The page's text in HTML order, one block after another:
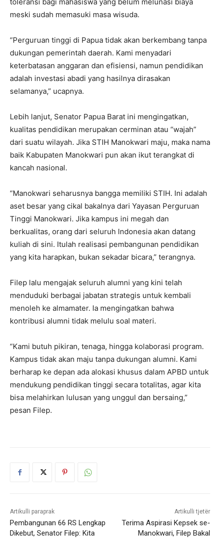
meski sudah memasuki masa wisuda.
“Perguruan tinggi di Papua tidak akan berkembang tanpa
dukungan pemerintah daerah. Kami menyadari
keterbatasan anggaran dan efisiensi, namun pendidikan
adalah investasi abadi yang hasilnya dirasakan
selamanya,” ucapnya.
Lebih lanjut, Senator Papua Barat ini mengingatkan,
kualitas pendidikan merupakan cerminan atau “wajah”
dari suatu wilayah. Jika STIH Manokwari maju, maka nama
baik Kabupaten Manokwari pun akan ikut terangkat di
kancah nasional.
“Manokwari seharusnya bangga memiliki STIH. Ini adalah
aset besar yang cikal bakalnya dari Yayasan Perguruan
Tinggi Manokwari. Jika kampus ini megah dan
berkualitas, orang dari seluruh Indonesia akan datang
kuliah di sini. Itulah realisasi pembangunan pendidikan
yang kita harapkan, bukan sekadar bicara,” terangnya.
Filep lalu mengajak seluruh alumni yang kini telah
menduduki berbagai jabatan strategis untuk kembali
menoleh ke almamater. Ia mengingatkan bahwa
kontribusi alumni tidak melulu soal materi.
“Kami butuh pikiran, tenaga, hingga kolaborasi program.
Kampus tidak akan maju tanpa dukungan alumni. Kami
berharap ke depan ada alokasi khusus dalam APBD untuk
mendukung pendidikan tinggi secara totalitas, agar kita
bisa melahirkan lulusan yang unggul dan bersaing,”
pesan Filep.
Artikulli paraprak
Pembangunan 66 RS Lengkap
Dikebut, Senator Filep: Kita
Artikulli tjetër
Terima Aspirasi Kepsek se-
Manokwari, Filep Bakal